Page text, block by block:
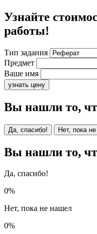
Узнайте
работы!
Тип задания
Предмет
Ваше имя
узнать цену
Вы нашли то,
Да, спасибо! Нет, пока
Вы нашли то,
Да, спасибо!
0%
Нет, пока не нашел
0%